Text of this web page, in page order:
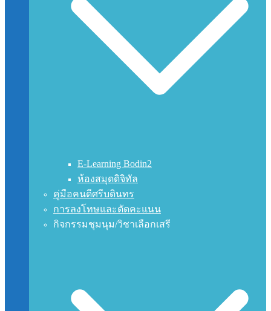
E-Learning Bodin2
ห้องสมุดดิจิทัล
คู่มือคนดีศรีบดินทร
การลงโทษและตัดคะแนน
กิจกรรมชุมนุม/วิชาเลือกเสรี